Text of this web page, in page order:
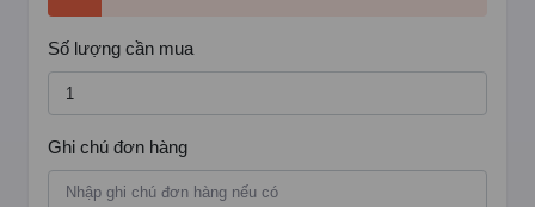
Số lượng cần mua
Ghi chú đơn hàng